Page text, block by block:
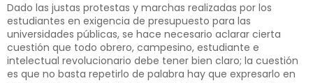
Dado las justas protestas y marchas realizadas por los
estudiantes en exigencia de presupuesto para las
universidades públicas, se hace necesario aclarar cierta
cuestión que todo obrero, campesino, estudiante e
intelectual revolucionario debe tener bien claro; la cuestión
es que no basta repetirlo de palabra hay que expresarlo en